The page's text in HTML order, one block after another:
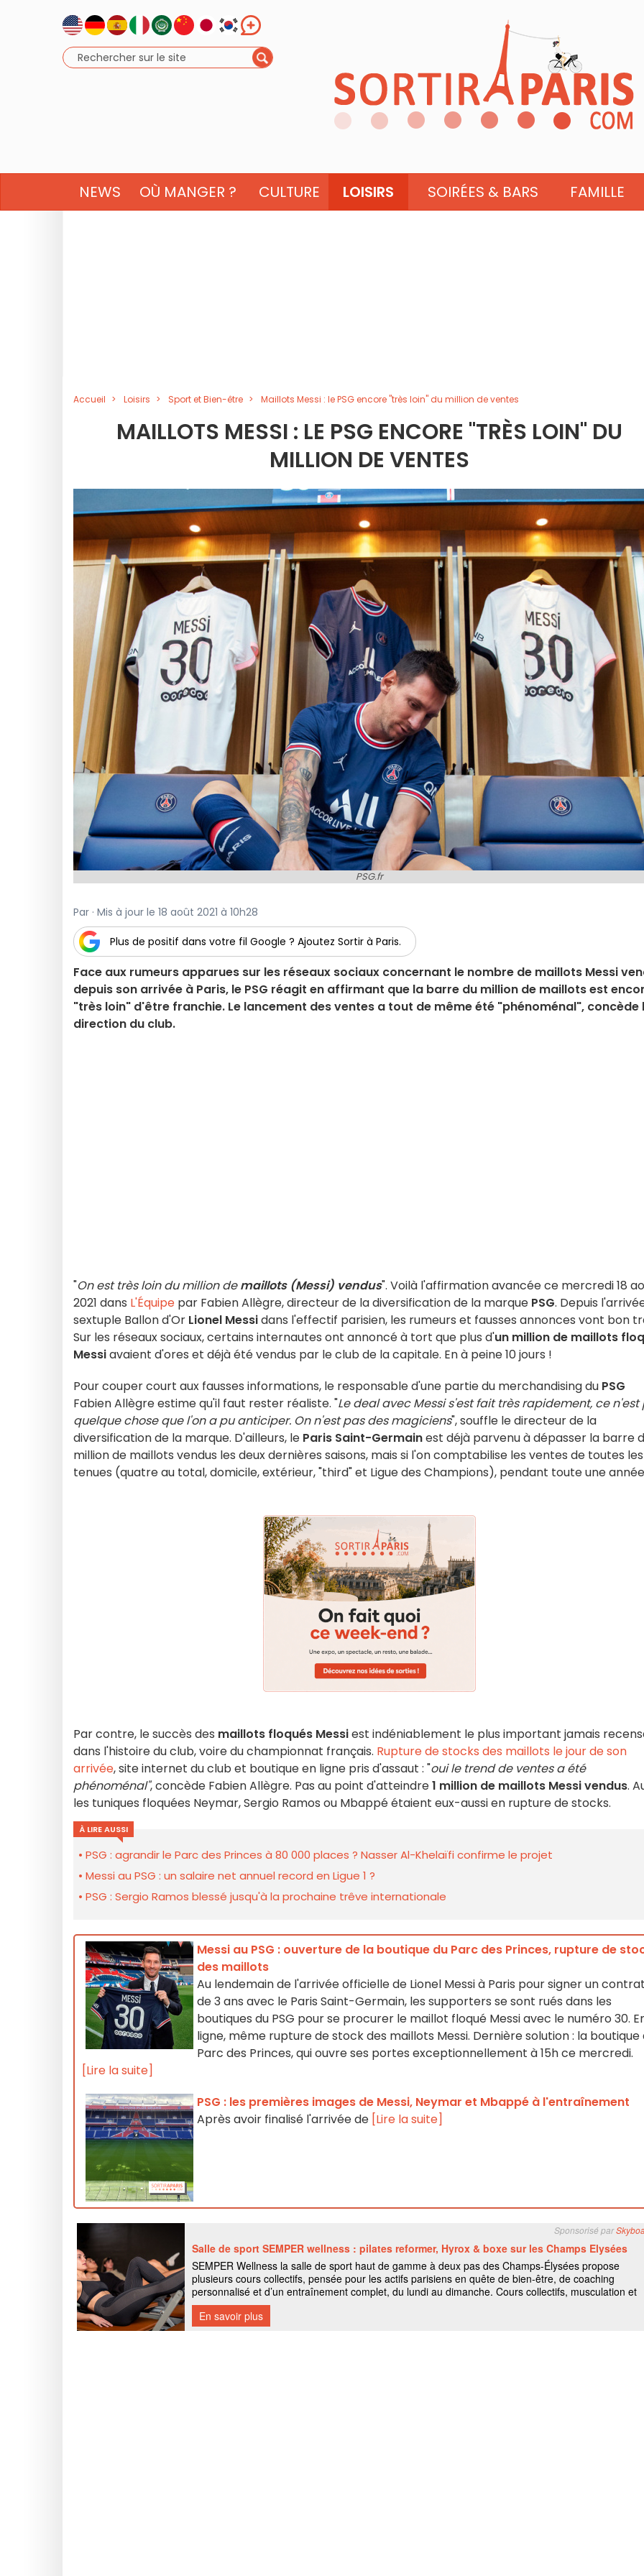
NEWS OÙ MANGER ? CULTURE LOISIRS SOIRÉES & BARS FAMILLE
Accueil Loisirs Sport et Bien-être Maillots Messi : le PSG encore "très loin" du million de ventes
MAILLOTS MESSI : LE PSG ENCORE "TRÈS LOIN" DU
MILLION DE VENTES
PSG.fr
Par · Mis à jour le 18 août 2021 à 10h28
Plus de positif dans votre fil Google ? Ajoutez Sortir à Paris.
Face aux rumeurs apparues sur les réseaux sociaux concernant le nombre de maillots Messi
depuis son arrivée à Paris, le PSG réagit en affirmant que la barre du million de maillots est
"très loin" d'être franchie. Le lancement des ventes a tout de même été "phénoménal", concède
direction du club.
"On est très loin du million demaillots (Messi) vendus". Voilà l'affirmation avancée ce mercredi 18
2021 dans L'Équipe par Fabien Allègre, directeur de la diversification de la marque PSG. Depuis
sextuple Ballon d'Or Lionel Messidans l'effectif parisien, les rumeurs et fausses annonces vont bon
Sur les réseaux sociaux, certains internautes ont annoncé à tort que plus d'un million de maillots
Messiavaient d'ores et déjà été vendus par le club de la capitale. En à peine 10 jours !
Pour couper court aux fausses informations, le responsable d'une partie du merchandising du PSG
Fabien Allègre estime qu'il faut rester réaliste. "Le deal avec Messi s'est fait très rapidement, ce n'est
quelque chose que l'on a pu anticiper. On n'est pas des magiciens", souffle le directeur de la
diversification de la marque. D'ailleurs, le Paris Saint-Germainest déjà parvenu à dépasser la barre
million de maillots vendus les deux dernières saisons, mais si l'on comptabilise les ventes de toutes les
tenues (quatre au total, domicile, extérieur, "third" et Ligue des Champions), pendant toute une
Par contre, le succès des maillots floqués Messiest indéniablement le plus important jamais
dans l'histoire du club, voire du championnat français. Rupture de stocks des maillots le jour de son
arrivée, site internet du club et boutique en ligne pris d'assaut : "oui le trend de ventes a été
phénoménal", concède Fabien Allègre. Pas au point d'atteindre1 million de maillots Messi vendus.
les tuniques floquées Neymar, Sergio Ramos ou Mbappé étaient eux-aussi en rupture de stocks.
À LIRE AUSSI
PSG : agrandir le Parc des Princes à 80 000 places ? Nasser Al-Khelaïfi confirme le projet
Messi au PSG : un salaire net annuel record en Ligue 1 ?
PSG : Sergio Ramos blessé jusqu'à la prochaine trêve internationale
Messi au PSG : ouverture de la boutique du Parc des Princes, rupture de
des maillots
Au lendemain de l'arrivée officielle de Lionel Messi à Paris pour signer un contrat
de 3 ans avec le Paris Saint-Germain, les supporters se sont rués dans les
boutiques du PSG pour se procurer le maillot floqué Messi avec le numéro 30.
ligne, même rupture de stock des maillots Messi. Dernière solution : la boutique
Parc des Princes, qui ouvre ses portes exceptionnellement à 15h ce mercredi.
[Lire la suite]
PSG : les premières images de Messi, Neymar et Mbappé à l'entraînement
Après avoir finalisé l'arrivée de [Lire la suite]